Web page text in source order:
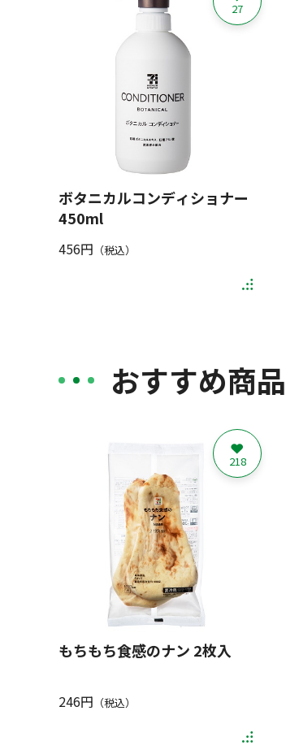
ボタニカルコンディショナー
450ml
456円 （税込）
27
おすすめ商品
もちもち食感のナン 2枚入
246円 （税込）
218